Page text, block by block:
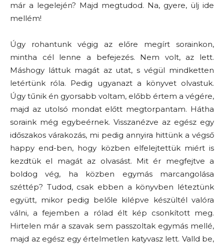
már a legelején? Majd megtudod. Na, gyere, ülj ide
mellém!
Úgy rohantunk végig az előre megírt sorainkon,
mintha cél lenne a befejezés. Nem volt, az lett.
Máshogy láttuk magát az utat, s végül mindketten
letértünk róla. Pedig ugyanazt a könyvet olvastuk.
Úgy tűnik én gyorsabb voltam, előbb értem a végére,
majd az utolsó mondat előtt megtorpantam. Hátha
soraink még egybeérnek. Visszanézve az egész egy
időszakos várakozás, mi pedig annyira hittünk a végső
happy end-ben, hogy közben elfelejtettük miért is
kezdtük el magát az olvasást. Mit ér megfejtve a
boldog vég, ha közben egymás marcangolása
széttép? Tudod, csak ebben a könyvben léteztünk
együtt, mikor pedig belőle kilépve készültél valóra
válni, a fejemben a rólad élt kép csonkított meg.
Hirtelen már a szavak sem passzoltak egymás mellé,
majd az egész egy értelmetlen katyvasz lett. Valld be,